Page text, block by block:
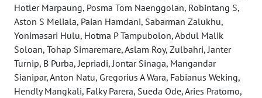
Hotler Marpaung, Posma Tom Naenggolan, Robintang S,
Aston S Meliala, Paian Hamdani, Sabarman Zalukhu,
Yonimasari Hulu, Hotma P Tampubolon, Abdul Malik
Soloan, Tohap Simaremare, Aslam Roy, Zulbahri, Janter
Turnip, B Purba, Jepriadi, Jontar Sinaga, Mangandar
Sianipar, Anton Natu, Gregorius A Wara, Fabianus Weking,
Hendly Mangkali, Falky Parera, Sueda Ode, Aries Pratomo,
WN
SULTENG
WN
SULBAR
WN